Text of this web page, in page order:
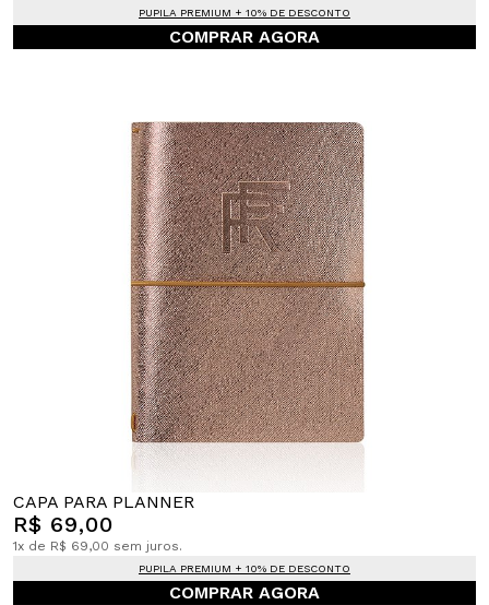
PUPILA PREMIUM + 10% DE DESCONTO
COMPRAR AGORA
CAPA PARA PLANNER
R$ 69,00
1x de R$ 69,00 sem juros.
PUPILA PREMIUM + 10% DE DESCONTO
COMPRAR AGORA